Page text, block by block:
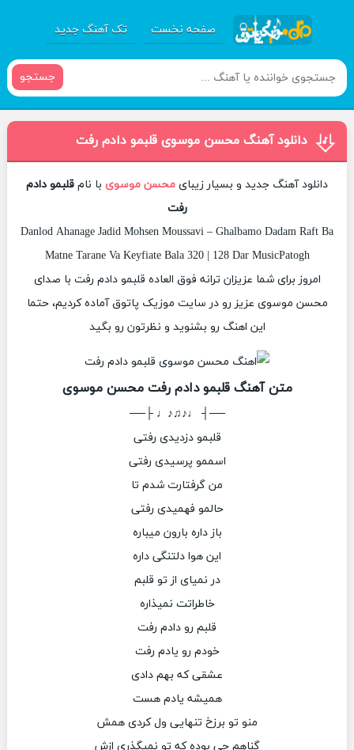
صفحه نخست تک آهنگ جدید
جستجو
دانلود آهنگ محسن موسوی قلبمو دادم رفت
دانلود آهنگ جدید و بسیار زیبای محسن موسوی با نام قلبمو دادم
رفت
Danlod Ahanage Jadid Mohsen Moussavi – Ghalbamo Dadam Raft Ba
Matne Tarane Va Keyfiate Bala 320 | 128 Dar MusicPatogh
امروز برای شما عزیزان ترانه فوق العاده قلبمو دادم رفت با صدای
محسن موسوی عزیز رو در سایت موزیک پاتوق آماده کردیم، حتما
این اهنگ رو بشنوید و نظرتون رو بگید
متن آهنگ قلبمو دادم رفت محسن موسوی
──┤ ♩♪♫♪♩ ├──
قلبمو دزدیدی رفتی
اسممو پرسیدی رفتی
من گرفتارت شدم تا
حالمو فهمیدی رفتی
باز داره بارون میباره
این هوا دلتنگی داره
در نمیای از تو قلبم
خاطراتت نمیذاره
قلبم رو دادم رفت
خودم رو یادم رفت
عشقی که بهم دادی
همیشه یادم هست
منو تو برزخ تنهایی ول کردی همش
گناهم چی بوده که تو نمیگذری ازش